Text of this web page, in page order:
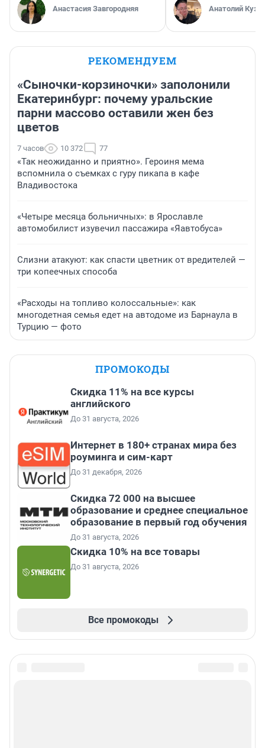
Анастасия Завгородняя Анатолий
РЕКОМЕНДУЕМ
«Сыночки-корзиночки» заполонили
Екатеринбург: почему уральские
парни массово оставили жен без
цветов
7 часов 10 372 77
«Так неожиданно и приятно». Героиня мема
вспомнила о съемках с гуру пикапа в кафе
Владивостока
«Четыре месяца больничных»: в Ярославле
автомобилист изувечил пассажира «Яавтобуса»
Слизни атакуют: как спасти цветник от вредителей —
три копеечных способа
«Расходы на топливо колоссальные»: как
многодетная семья едет на автодоме из Барнаула в
Турцию — фото
ПРОМОКОДЫ
Скидка 11% на все курсы
английского
До 31 августа, 2026
Интернет в 180+ странах мира без
роуминга и сим-карт
До 31 декабря, 2026
Скидка 72 000 на высшее
образование и среднее специальное
образование в первый год обучения
До 31 августа, 2026
Скидка 10% на все товары
До 31 августа, 2026
Все промокоды